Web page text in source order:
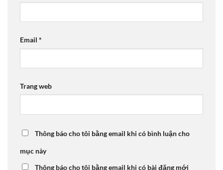
Email *
Trang web
Thông báo cho tôi bằng email khi có bình luận cho
mục này
Thông báo cho tôi bằng email khi có bài đăng mới